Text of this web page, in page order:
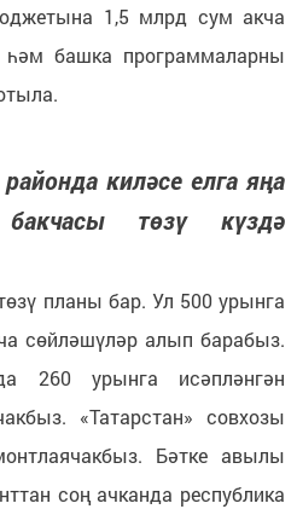
1,5 млрд сум акча
һәм башка программаларны
киләсе елга яңа
төзү күздә
планы бар. Ул 500 урынга
сөйләшүләр алып барабыз.
260 урынга исәпләнгән
«Татарстан» совхозы
Бәтке авылы
соң ачканда республика